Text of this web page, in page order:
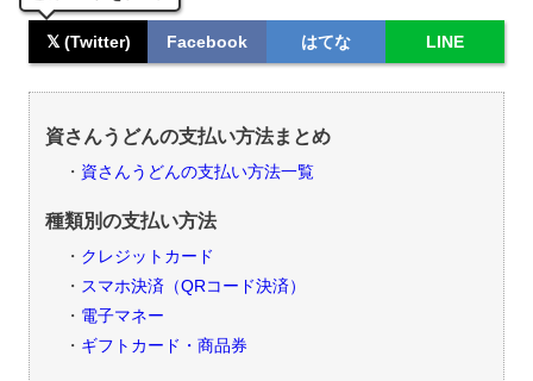
𝕏 (Twitter) Facebook はてな LINE
資さんうどんの支払い方法まとめ
資さんうどんの支払い方法一覧
種類別の支払い方法
クレジットカード
スマホ決済（QRコード決済）
電子マネー
ギフトカード・商品券